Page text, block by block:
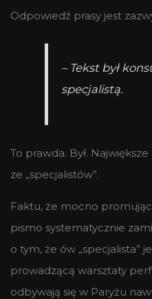
Odpowiedź prasy jest
– Tekst był
specjalistą.
To prawda. Był.
ze „specjalistów”.
Faktu, że mocno
pismo systematycznie
o tym, że ów „specjalista”
prowadzącą warsztaty
odbywają się w Paryżu